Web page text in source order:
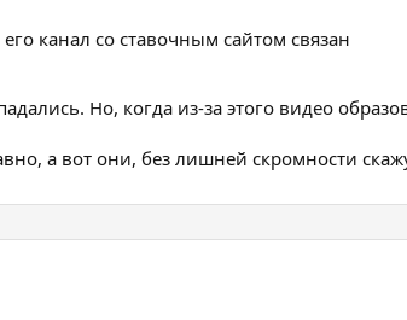
канал со ставочным сайтом связан
Но, когда из-за этого видео
а вот они, без лишней скромности